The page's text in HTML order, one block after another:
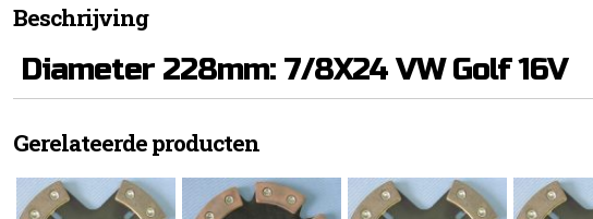
Beschrijving
Diameter 228mm: 7/8X24 VW Golf 16V
Gerelateerde producten